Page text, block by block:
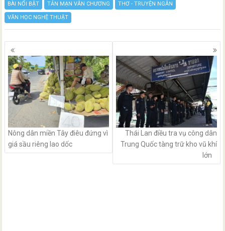
BÀI NỔI BẬT TẢN MẠN VĂN CHƯƠNG THƠ - TRUYỆN NGẮN
VĂN HỌC NGHỆ THUẬT
Posts
navigation
Nông dân miền Tây điêu đứng vì
giá sầu riêng lao dốc
Thái Lan điều tra vụ công dân
Trung Quốc tàng trữ kho vũ khí
lớn